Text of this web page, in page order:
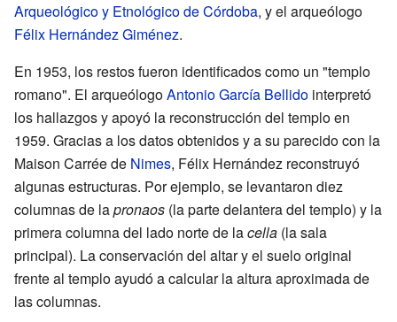
Arqueológico y Etnológico de Córdoba, y el arqueólogo
Félix Hernández Giménez.
En 1953, los restos fueron identificados como un "templo
romano". El arqueólogoAntonio García Bellido interpretó
los hallazgos y apoyó la reconstrucción del templo en
1959. Gracias a los datos obtenidos y a su parecido con la
Maison Carrée de Nimes, Félix Hernández reconstruyó
algunas estructuras. Por ejemplo, se levantaron diez
columnas de lapronaos (la parte delantera del templo) y la
primera columna del lado norte de lacella (la sala
principal). La conservación del altar y el suelo original
frente al templo ayudó a calcular la altura aproximada de
las columnas.